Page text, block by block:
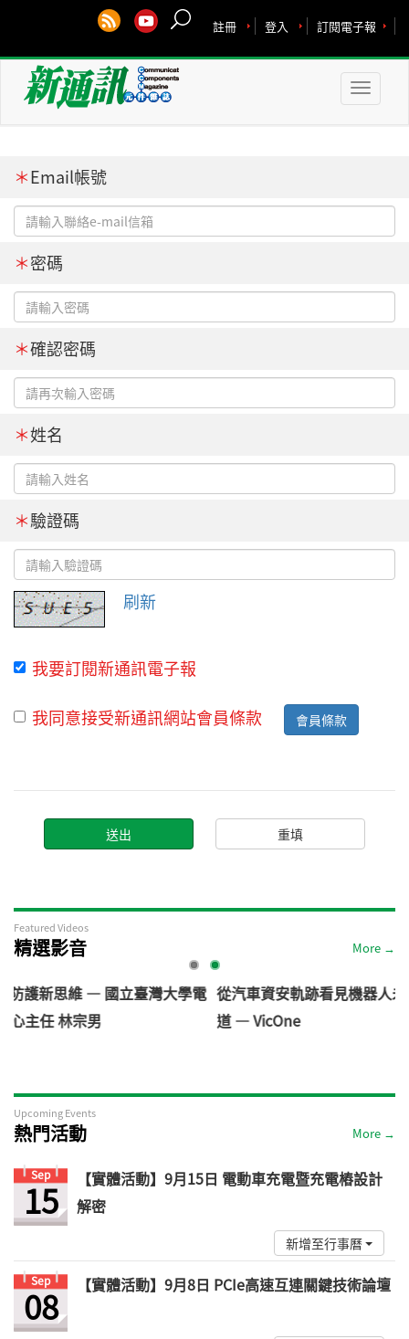
訂閱電子報
登入
註冊
Toggle
＊Email帳號
＊密碼
＊確認密碼
＊姓名
＊驗證碼
刷新
我要訂閱新通訊電子報
我同意接受新通訊網站會員條款
會員條款
Featured Videos
精選影音 More →
大學電 從汽車資安軌跡看見機器人未來: 機器人資安風險與
道 — VicOne
Upcoming Events
熱門活動 More →
Sep
15
【實體活動】9月15日 電動車充電暨充電樁設計
解密
新增至行事曆
Sep
08 【實體活動】9月8日 PCIe高速互連關鍵技術論壇